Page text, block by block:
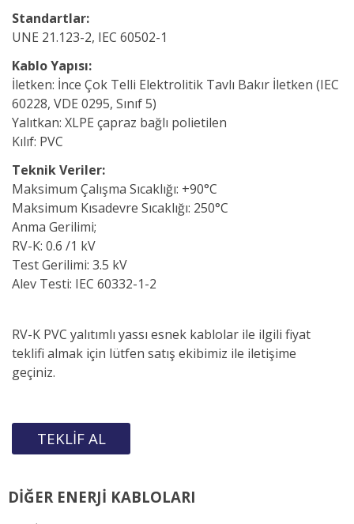
Standartlar:
UNE 21.123-2, IEC 60502-1
Kablo Yapısı:
İletken: İnce Çok Telli Elektrolitik Tavlı Bakır İletken (IEC
60228, VDE 0295, Sınıf 5)
Yalıtkan: XLPE çapraz bağlı polietilen
Kılıf: PVC
Teknik Veriler:
Maksimum Çalışma Sıcaklığı: +90°C
Maksimum Kısadevre Sıcaklığı: 250°C
Anma Gerilimi;
RV-K: 0.6 /1 kV
Test Gerilimi: 3.5 kV
Alev Testi: IEC 60332-1-2
RV-K PVC yalıtımlı yassı esnek kablolar ile ilgili fiyat
teklifi almak için lütfen satış ekibimiz ile iletişime
geçiniz.
TEKLİF AL
DİĞER ENERJİ KABLOLARI